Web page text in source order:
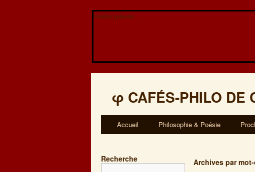
Veuillez patienter...
φ CAFÉS-PHILO DE
Accueil Philosophie & Poésie
Recherche Archives par